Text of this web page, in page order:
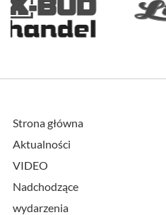
Strona główna
Aktualności
VIDEO
Nadchodzące
wydarzenia